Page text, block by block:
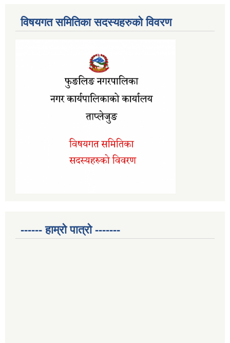
विषयगत समितिका सदस्यहरुको विवरण
------ हाम्रो पात्रो -------